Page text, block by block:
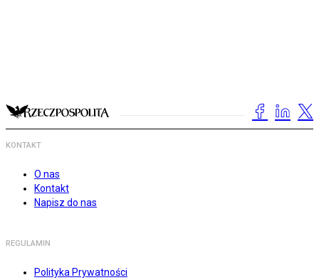
KONTAKT
O nas
Kontakt
Napisz do nas
REGULAMIN
Polityka Prywatności